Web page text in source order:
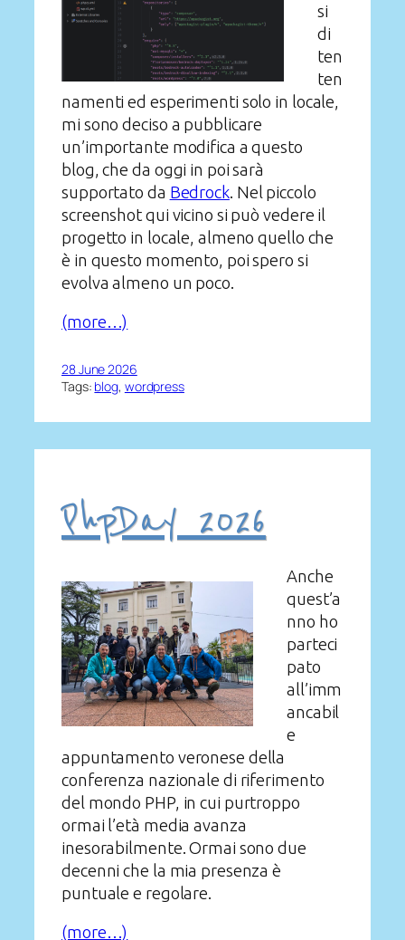
si
di
ten
ten
namenti ed esperimenti solo in locale,
mi sono deciso a pubblicare
un’importante modifica a questo
blog, che da oggi in poi sarà
supportato da Bedrock. Nel piccolo
screenshot qui vicino si può vedere il
progetto in locale, almeno quello che
è in questo momento, poi spero si
evolva almeno un poco.
(more…)
28 June 2026
Tags: blog, wordpress
PhpDay 2026
Anche
quest’a
nno ho
parteci
pato
all’imm
ancabil
e
appuntamento veronese della
conferenza nazionale di riferimento
del mondo PHP, in cui purtroppo
ormai l’età media avanza
inesorabilmente. Ormai sono due
decenni che la mia presenza è
puntuale e regolare.
(more…)